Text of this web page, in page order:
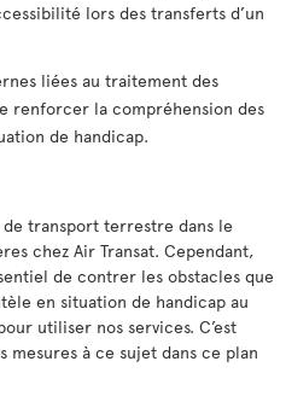
lors des transferts d’un
liées au traitement des
renforcer la compréhension des
de handicap.
de transport terrestre dans le
chez Air Transat. Cependant,
de contrer les obstacles que
en situation de handicap au
utiliser nos services. C’est
mesures à ce sujet dans ce plan